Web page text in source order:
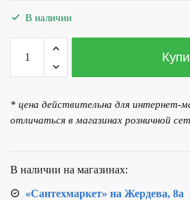
В наличии
Количество
товара
Котел
Zota
Тополь
TP4931122032
* цена действительна для интернет-
отличаться в магазинах розничной
В наличии на магазинах:
«Сантехмаркет» на Жердева, 8а